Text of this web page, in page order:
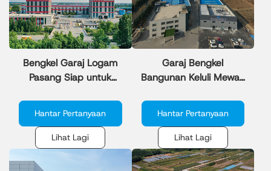
Bengkel Garaj Logam
Pasang Siap untuk
Hantar Pertanyaan
Lihat Lagi
Garaj Bengkel
Bangunan Keluli Mewah
Hantar Pertanyaan
Lihat Lagi